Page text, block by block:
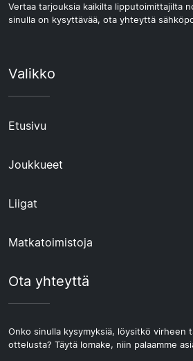
Vertaa tarjouksia kaikilta lipputoimittajilta
sinulla on kysyttävää, ota yhteyttä
Valikko
Etusivu
Joukkueet
Liigat
Matkatoimistoja
Ota yhteyttä
Onko sinulla kysymyksiä, löysitkö virheen
ottelusta? Täytä lomake, niin palaamme